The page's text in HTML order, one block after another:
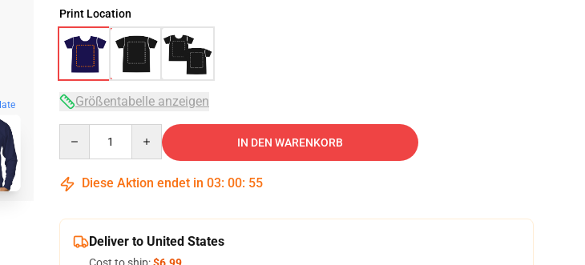
Print Location
Größentabelle anzeigen
IN DEN WARENKORB
Diese Aktion endet in 03: 00: 54
Deliver to United States